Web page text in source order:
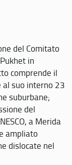
del Comitato
in
comprende il
al suo interno 23
suburbane;
del
a Merida
ampliato
dislocate nel